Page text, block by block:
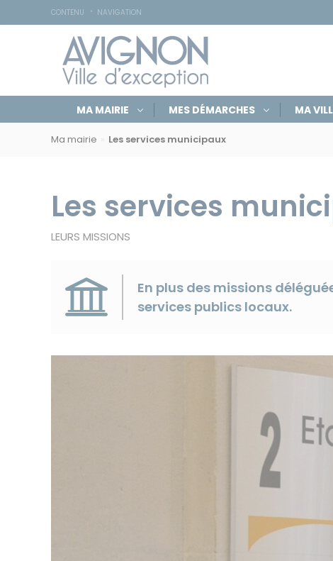
Accessibilité
CONTENU NAVIGATION
Rechercher
sur
avignon.fr
Masquer
formulaire
de
recherche
Navigation
par
rubriques
MA MAIRIE MES DÉMARCHES MA
par
Ma mairie Les services municipaux
Les services
LEURS MISSIONS
En plus des missions
services publics locaux.